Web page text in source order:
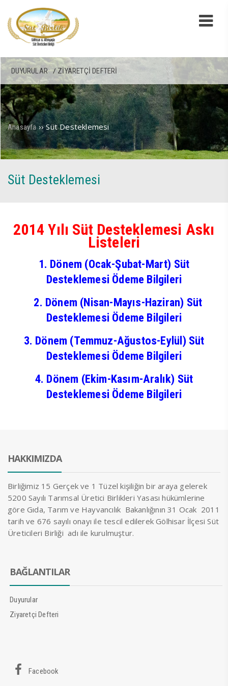
DUYURULAR ZIYARETÇI DEFTERI
Anasayfa ››Süt Desteklemesi
Süt Desteklemesi
2014 Yılı Süt Desteklemesi Askı
Listeleri
1. Dönem (Ocak-Şubat-Mart) Süt
Desteklemesi Ödeme Bilgileri
2. Dönem (Nisan-Mayıs-Haziran) Süt
Desteklemesi Ödeme Bilgileri
3. Dönem (Temmuz-Ağustos-Eylül) Süt
Desteklemesi Ödeme Bilgileri
4. Dönem (Ekim-Kasım-Aralık) Süt
Desteklemesi Ödeme Bilgileri
HAKKIMIZDA
Birliğimiz 15 Gerçek ve 1 Tüzel kişiliğin bir araya gelerek
5200 Sayılı Tarımsal Üretici Birlikleri Yasası hükümlerine
göre Gıda, Tarım ve Hayvancılık Bakanlığının 31 Ocak 2011
tarih ve 676 sayılı onayı ile tescil edilerek Gölhisar İlçesi Süt
Üreticileri Birliği adı ile kurulmuştur.
BAĞLANTILAR
Duyurular
Ziyaretçi Defteri
Facebook